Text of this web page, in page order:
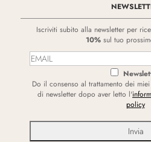
Iscriviti subito alla newsletter per
10%sul tuo
Do il consenso al trattamento dei
di newsletter dopo aver letto l'
policy